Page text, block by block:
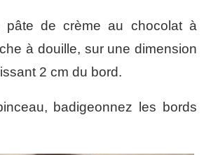
pâte de crème au chocolat à
à douille, sur une dimension
2 cm du bord.
badigeonnez les bords